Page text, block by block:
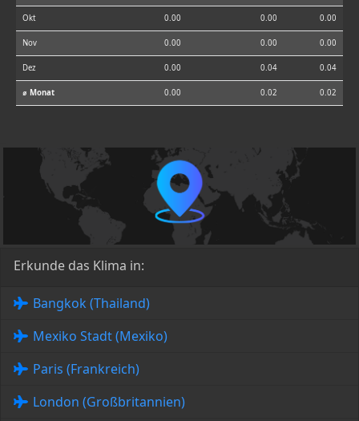
Okt 0.00 0.00 0.00
Nov 0.00 0.00 0.00
Dez 0.00 0.04 0.04
⌀ Monat 0.00 0.02 0.02
Erkunde das Klima in:
Bangkok (Thailand)
Mexiko Stadt (Mexiko)
Paris (Frankreich)
London (Großbritannien)